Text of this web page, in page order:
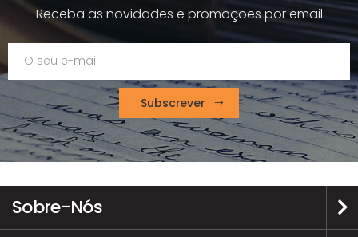
Receba as novidades e promoções por email
Subscrever
Sobre-Nós